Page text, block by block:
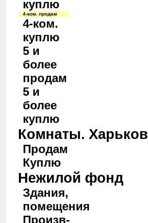
куплю
4-ком. продам
4-ком.
куплю
5 и
более
продам
5 и
более
куплю
Комнаты. Харьков
Продам
Куплю
Нежилой фонд
Здания,
помещения
Произв-